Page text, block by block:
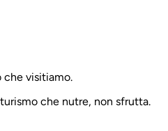
che visitiamo.
che nutre, non sfrutta.